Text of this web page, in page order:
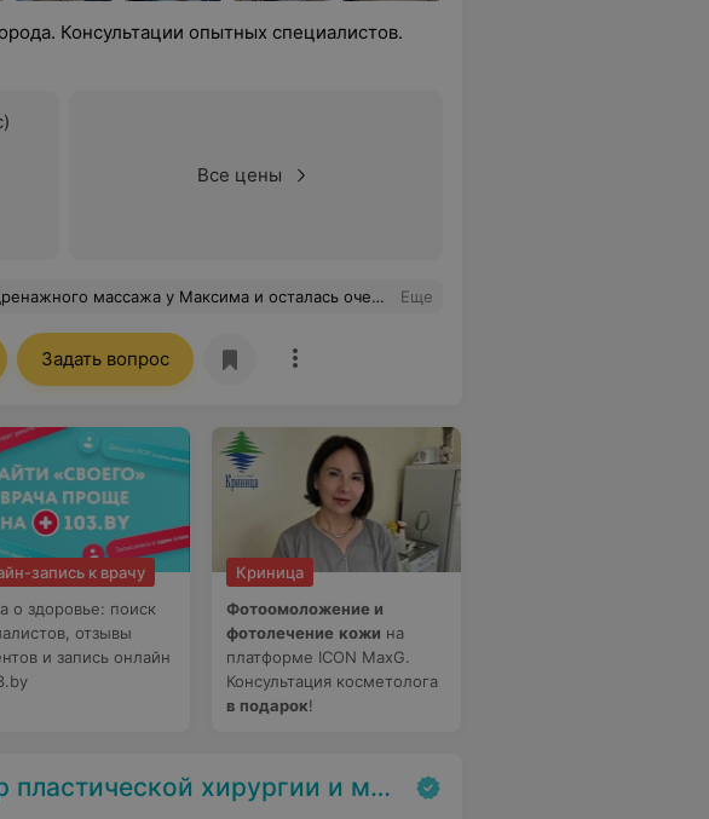
Консультации опытных специалистов.
Все цены
по удалению вены на ноге , но благодаря профессиональной работе мастера эта проблема решена. Из кабинета выходила, чувствуя потрясающую лёгкость. Очень благодарна за внимательное отношение, деликатность и такой хороший результат. Рекомендую от души!» Еще
Задать вопрос
запись к врачу
о здоровье: поиск
отзывы
и запись онлайн
Криница
Фотоомоложение и
фотолечение кожи на
платформе ICON MaxG.
Консультация косметолога
в подарок!
хирургии и медицинской косметологии